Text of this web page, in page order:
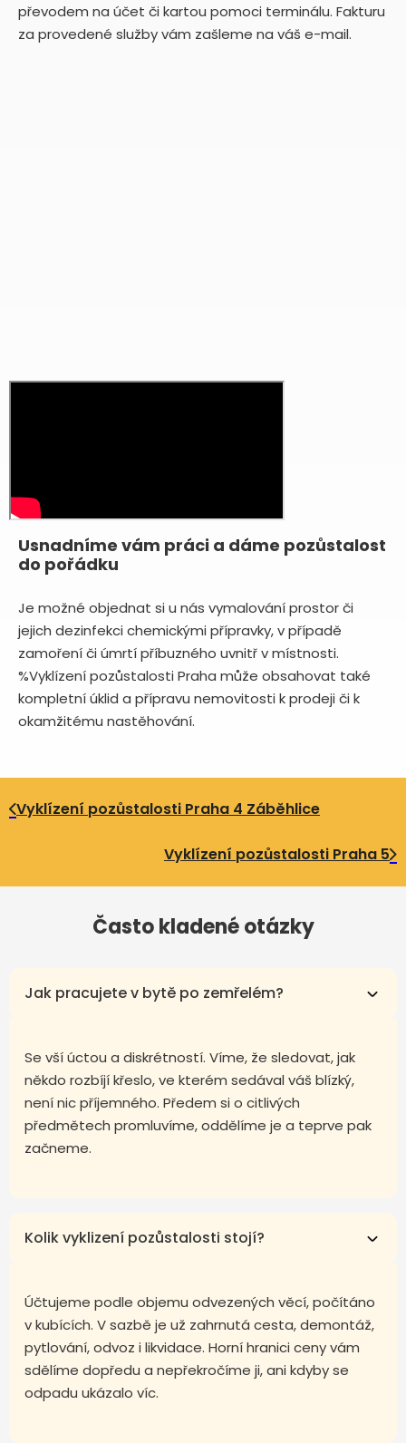
převodem na účet či kartou pomoci terminálu. Fakturu
za provedené služby vám zašleme na váš e-mail.
Usnadníme vám práci a dáme pozůstalost
do pořádku
Je možné objednat si u nás vymalování prostor či
jejich dezinfekci chemickými přípravky, v případě
zamoření či úmrtí příbuzného uvnitř v místnosti.
%Vyklízení pozůstalosti Praha může obsahovat také
kompletní úklid a přípravu nemovitosti k prodeji či k
okamžitému nastěhování.
Vyklízení pozůstalosti Praha 4 Záběhlice
Vyklízení pozůstalosti Praha 5
Často kladené otázky
Jak pracujete v bytě po zemřelém?
Se vší úctou a diskrétností. Víme, že sledovat, jak
někdo rozbíjí křeslo, ve kterém sedával váš blízký,
není nic příjemného. Předem si o citlivých
předmětech promluvíme, oddělíme je a teprve pak
začneme.
Kolik vyklizení pozůstalosti stojí?
Účtujeme podle objemu odvezených věcí, počítáno
v kubících. V sazbě je už zahrnutá cesta, demontáž,
pytlování, odvoz i likvidace. Horní hranici ceny vám
sdělíme dopředu a nepřekročíme ji, ani kdyby se
odpadu ukázalo víc.